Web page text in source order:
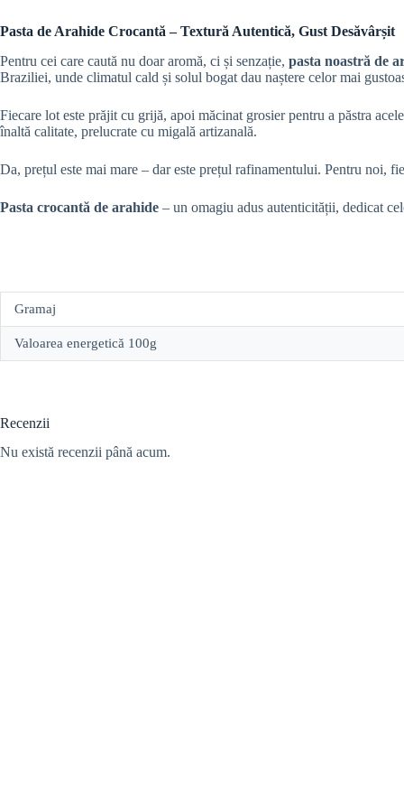
Pasta de Arahide Crocantă – Textură Autentică, Gust Desăvârșit
Pentru cei care caută nu doar aromă, ci și senzație, pasta noastră de
Braziliei, unde climatul cald și solul bogat dau naștere celor mai
Fiecare lot este prăjit cu grijă, apoi măcinat grosier pentru a păstra
înaltă calitate, prelucrate cu migală artizanală.
Da, prețul este mai mare – dar este prețul rafinamentului. Pentru noi,
Pasta crocantă de arahide – un omagiu adus autenticității, dedicat
Gramaj
Valoarea energetică 100g
Recenzii
Nu există recenzii până acum.